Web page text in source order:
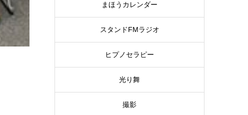
まほうカレンダー
スタンドFMラジオ
ヒプノセラピー
光り舞
撮影